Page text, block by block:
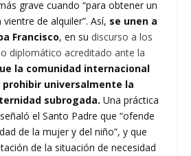
grave cuando “para obtener un
de alquiler”. Así, se unen a
Francisco, en su discurso a los
diplomático acreditado ante la
la comunidad internacional
universalmente la
subrogada. Una práctica
el Santo Padre que “ofende
de la mujer y del niño”, y que
de la situación de necesidad